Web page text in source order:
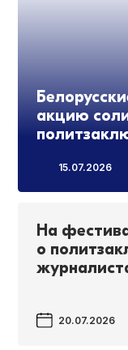
акцию
15.07.2026
На
о
20.07.2026